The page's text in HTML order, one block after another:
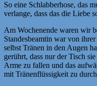
So eine Schlabberhose, das
verlange, dass das die Liebe
Am Wochenende waren wir
Standesbeamtin war von
selbst Tränen in den Augen
gerührt, dass nur der Tisch
Arme zu fallen und das
mit Tränenflüssigkeit zu